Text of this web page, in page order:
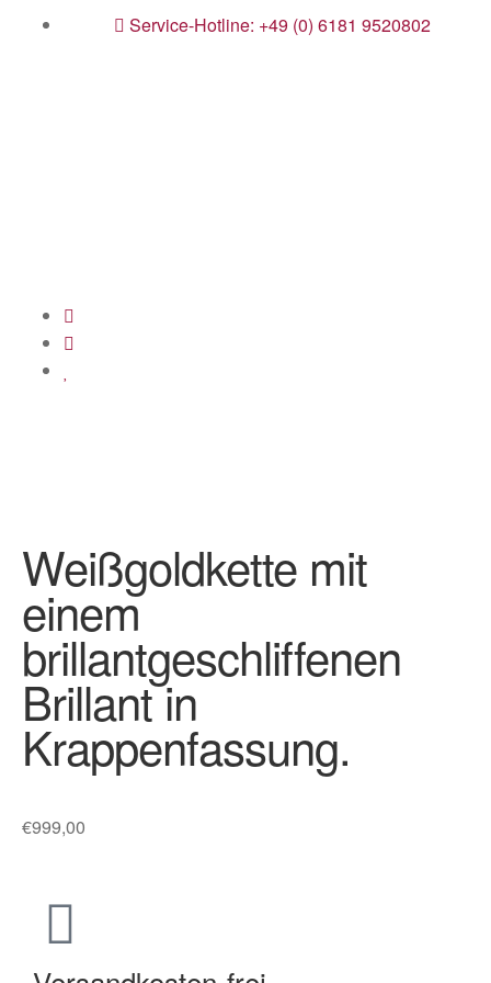
Service-Hotline: +49 (0) 6181 9520802
Weißgoldkette mit
einem
brillantgeschliffenen
Brillant in
Krappenfassung.
€999,00